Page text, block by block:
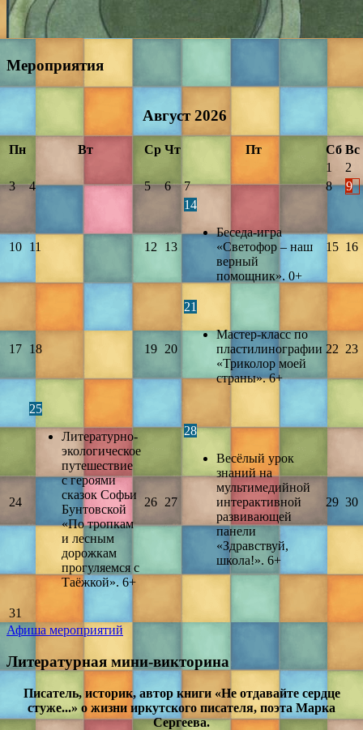
Мероприятия
Август 2026
Пн Вт Ср Чт Пт Сб Вс
1
2
3
4 5 6 7 8 9
10 11 12 13
14
Беседа-игра
«Светофор – наш
верный
помощник». 0+
15 16
17 18 19 20
21
Мастер-класс по
пластилинографии
«Триколор моей
страны». 6+
22 23
24
25
Литературно-
экологическое
путешествие
с героями
сказок Софьи
Бунтовской
«По тропкам
и лесным
дорожкам
прогуляемся с
Таёжкой». 6+
26 27
28
Весёлый урок
знаний на
мультимедийной
интерактивной
развивающей
панели
«Здравствуй,
школа!». 6+
29 30
31
Афиша мероприятий
Литературная мини-викторина
Писатель, историк, автор книги «Не отдавайте сердце
стуже...» о жизни иркутского писателя, поэта Марка
Сергеева.